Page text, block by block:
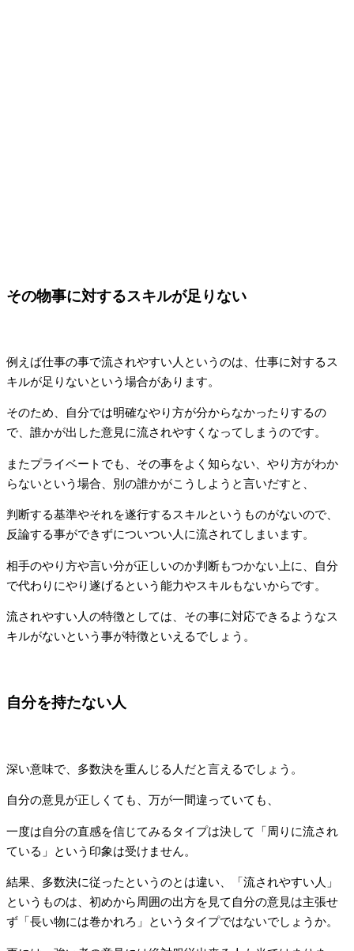
その物事に対するスキルが足りない
例えば仕事の事で流されやすい人というのは、仕事に対するス
キルが足りないという場合があります。
そのため、自分では明確なやり方が分からなかったりするの
で、誰かが出した意見に流されやすくなってしまうのです。
またプライベートでも、その事をよく知らない、やり方がわか
らないという場合、別の誰かがこうしようと言いだすと、
判断する基準やそれを遂行するスキルというものがないので、
反論する事ができずについつい人に流されてしまいます。
相手のやり方や言い分が正しいのか判断もつかない上に、自分
で代わりにやり遂げるという能力やスキルもないからです。
流されやすい人の特徴としては、その事に対応できるようなス
キルがないという事が特徴といえるでしょう。
自分を持たない人
深い意味で、多数決を重んじる人だと言えるでしょう。
自分の意見が正しくても、万が一間違っていても、
一度は自分の直感を信じてみるタイプは決して「周りに流され
ている」という印象は受けません。
結果、多数決に従ったというのとは違い、「流されやすい人」
というものは、初めから周囲の出方を見て自分の意見は主張せ
ず「長い物には巻かれろ」というタイプではないでしょうか。